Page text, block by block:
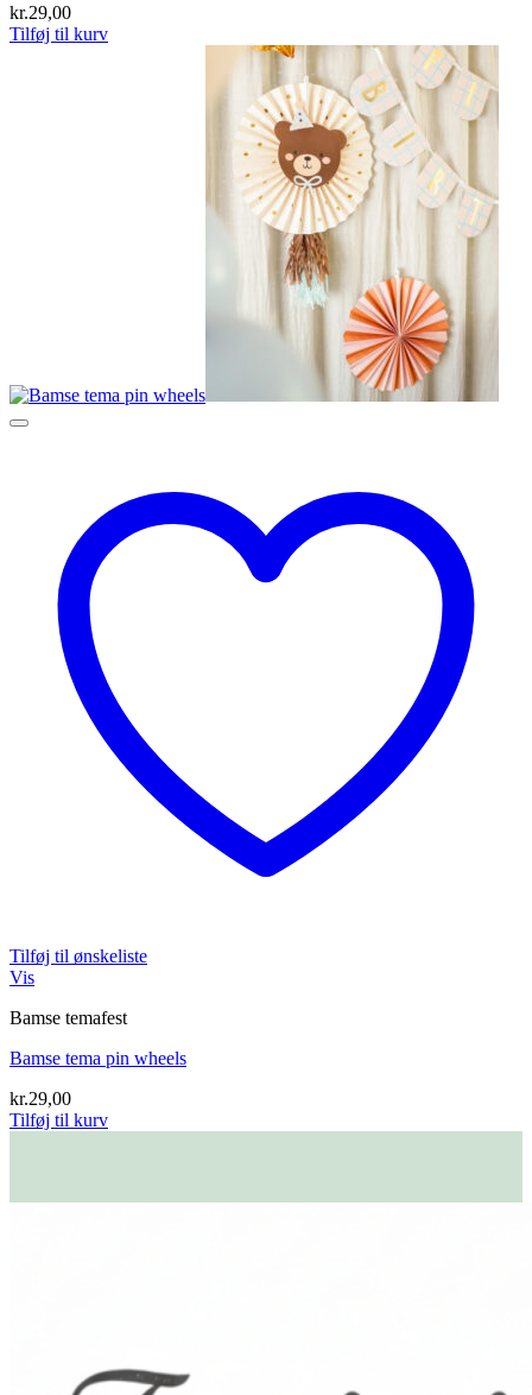
kr.29,00
Tilføj til kurv
Tilføj til ønskeliste
Vis
Bamse temafest
Bamse tema pin wheels
kr.29,00
Tilføj til kurv